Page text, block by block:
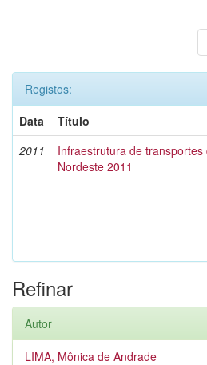
Registos:
Data
Título
2011
Infraestrutura de transportes
Nordeste 2011
Refinar
Autor
LIMA, Mônica de Andrade